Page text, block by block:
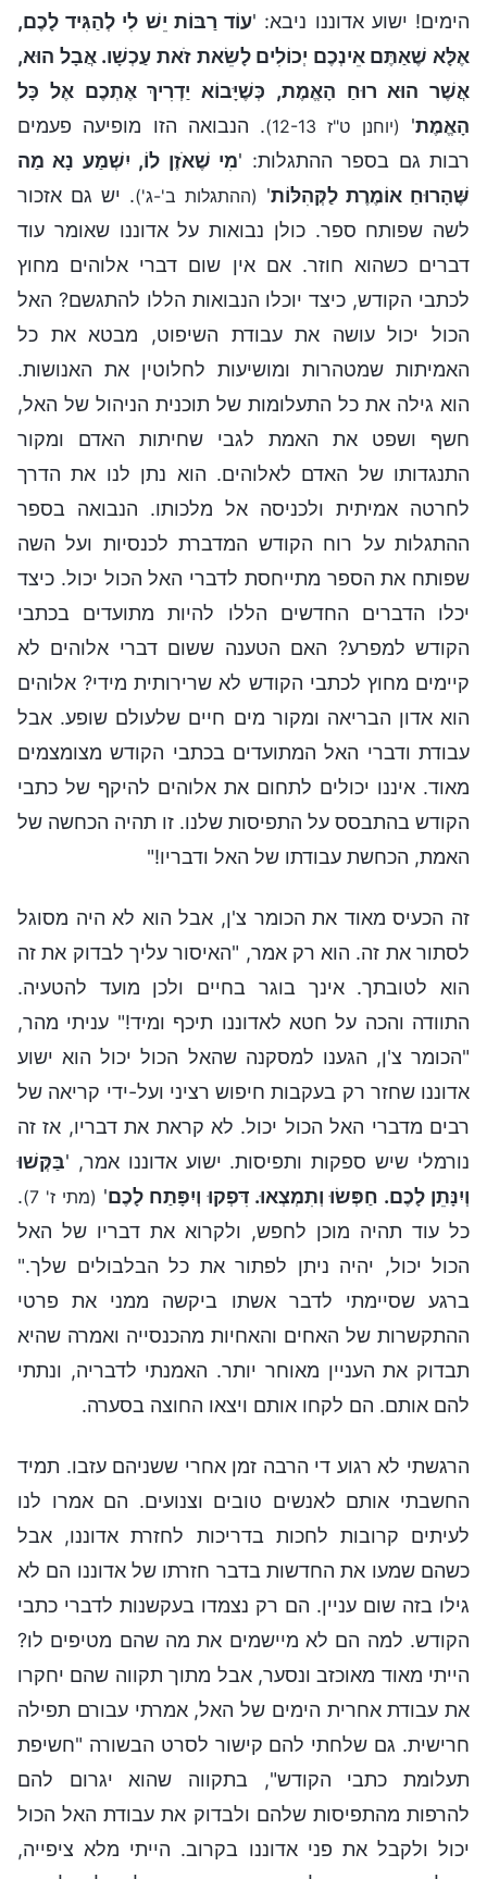
הימים! ישוע אדוננו ניבא: 'עוֹד רַבּוֹת יֵשׁ לִי לְהַגִּיד לָכֶם,
אֶלָּא שֶׁאַתֶּם אֵינְכֶם יְכוֹלִים לָשֵׂאת זֺאת עַכְשָׁו. אֲבָל הוּא,
אֲשֶׁר הוּא רוּחַ הָאֱמֶת, כְּשֶׁיָּבוֹא יַדְרִיךְ אֶתְכֶם אֶל כָּל
הָאֱמֶת' (יוחנן ט"ז 12-13)
. הנבואה הזו מופיעה פעמים
רבות גם בספר ההתגלות: 'מִי שֶׁאֺזֶן לוֹ, יִשְׁמַע נָא מַה
שֶּׁהָרוּחַ אוֹמֶרֶת לַקְּהִלּוֹת' (ההתגלות ב'-ג'). יש גם אזכור
לשה שפותח ספר. כולן נבואות על אדוננו שאומר עוד
דברים כשהוא חוזר. אם אין שום דברי אלוהים מחוץ
לכתבי הקודש, כיצד יוכלו הנבואות הללו להתגשם? האל
הכול יכול עושה את עבודת השיפוט, מבטא את כל
האמיתות שמטהרות ומושיעות לחלוטין את האנושות.
הוא גילה את כל התעלומות של תוכנית הניהול של האל,
חשף ושפט את האמת לגבי שחיתות האדם ומקור
התנגדותו של האדם לאלוהים. הוא נתן לנו את הדרך
לחרטה אמיתית ולכניסה אל מלכותו. הנבואה בספר
ההתגלות על רוח הקודש המדברת לכנסיות ועל השה
שפותח את הספר מתייחסת לדברי האל הכול יכול. כיצד
יכלו הדברים החדשים הללו להיות מתועדים בכתבי
הקודש למפרע? האם הטענה ששום דברי אלוהים לא
קיימים מחוץ לכתבי הקודש לא שרירותית מידי? אלוהים
הוא אדון הבריאה ומקור מים חיים שלעולם שופע. אבל
עבודת ודברי האל המתועדים בכתבי הקודש מצומצמים
מאוד. איננו יכולים לתחום את אלוהים להיקף של כתבי
הקודש בהתבסס על התפיסות שלנו. זו תהיה הכחשה של
האמת, הכחשת עבודתו של האל ודבריו!"
זה הכעיס מאוד את הכומר צ'ן, אבל הוא לא היה מסוגל
לסתור את זה. הוא רק אמר, "האיסור עליך לבדוק את זה
הוא לטובתך. אינך בוגר בחיים ולכן מועד להטעיה.
התוודה והכה על חטא לאדוננו תיכף ומיד!" עניתי מהר,
"הכומר צ'ן, הגענו למסקנה שהאל הכול יכול הוא ישוע
אדוננו שחזר רק בעקבות חיפוש רציני ועל-ידי קריאה של
רבים מדברי האל הכול יכול. לא קראת את דבריו, אז זה
נורמלי שיש ספקות ותפיסות. ישוע אדוננו אמר, 'בַּקְּשׁוּ
וְיִנָּתֵן לָכֶם. חַפְּשׂוּ וְתִמְצְאוּ. דִּפְקוּ וְיִפָּתַח לָכֶם' (מתי ז' 7)
.
כל עוד תהיה מוכן לחפש, ולקרוא את דבריו של האל
הכול יכול, יהיה ניתן לפתור את כל הבלבולים שלך."
ברגע שסיימתי לדבר אשתו ביקשה ממני את פרטי
ההתקשרות של האחים והאחיות מהכנסייה ואמרה שהיא
תבדוק את העניין מאוחר יותר. האמנתי לדבריה, ונתתי
להם אותם. הם לקחו אותם ויצאו החוצה בסערה.
הרגשתי לא רגוע די הרבה זמן אחרי ששניהם עזבו. תמיד
החשבתי אותם לאנשים טובים וצנועים. הם אמרו לנו
לעיתים קרובות לחכות בדריכות לחזרת אדוננו, אבל
כשהם שמעו את החדשות בדבר חזרתו של אדוננו הם לא
גילו בזה שום עניין. הם רק נצמדו בעקשנות לדברי כתבי
הקודש. למה הם לא מיישמים את מה שהם מטיפים לו?
הייתי מאוד מאוכזב ונסער, אבל מתוך תקווה שהם יחקרו
את עבודת אחרית הימים של האל, אמרתי עבורם תפילה
חרישית. גם שלחתי להם קישור לסרט הבשורה "חשיפת
תעלומת כתבי הקודש", בתקווה שהוא יגרום להם
להרפות מהתפיסות שלהם ולבדוק את עבודת האל הכול
יכול ולקבל את פני אדוננו בקרוב. הייתי מלא ציפייה,